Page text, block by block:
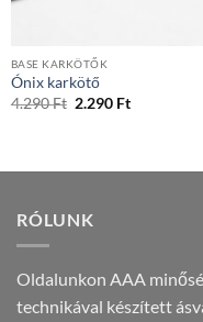
BASE KARKÖTŐK
Ónix karkötő
4.290Ft Original
2.290 FtCurrent
RÓLUNK
Oldalunkon AAA
technikával készített